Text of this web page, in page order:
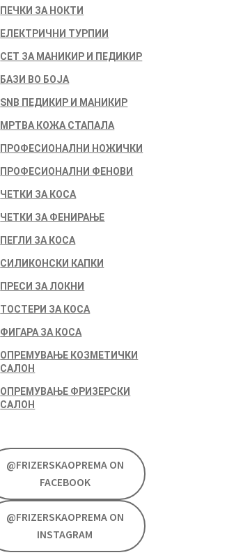
ПЕЧКИ ЗА НОКТИ
ЕЛЕКТРИЧНИ ТУРПИИ
СЕТ ЗА МАНИКИР И ПЕДИКИР
БАЗИ ВО БОЈА
SNB ПЕДИКИР И МАНИКИР
МРТВА КОЖА СТАПАЛА
ПРОФЕСИОНАЛНИ НОЖИЧКИ
ПРОФЕСИОНАЛНИ ФЕНОВИ
ЧЕТКИ ЗА КОСА
ЧЕТКИ ЗА ФЕНИРАЊЕ
ПЕГЛИ ЗА КОСА
СИЛИКОНСКИ КАПКИ
ПРЕСИ ЗА ЛОКНИ
ТОСТЕРИ ЗА КОСА
ФИГАРА ЗА КОСА
ОПРЕМУВАЊЕ КОЗМЕТИЧКИ
САЛОН
ОПРЕМУВАЊЕ ФРИЗЕРСКИ
САЛОН
@FRIZERSKAOPREMA ON
FACEBOOK
@FRIZERSKAOPREMA ON
INSTAGRAM